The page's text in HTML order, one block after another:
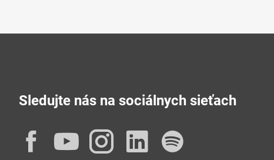
Sledujte nás na sociálnych sieťach
Facebook
YouTube
Instagram
LinkedIn